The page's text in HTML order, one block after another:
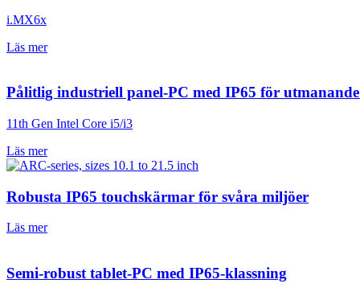
i.MX6x
Läs mer
Pålitlig industriell panel-PC med IP65 för
11th Gen Intel Core i5/i3
Läs mer
Robusta IP65 touchskärmar för svåra miljöer
Läs mer
Semi-robust tablet-PC med IP65-klassning